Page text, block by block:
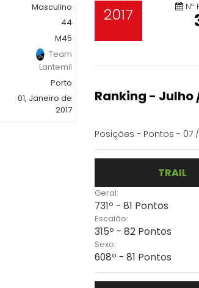
Masculino
44
M45
Team
Lantemil
Porto
01, Janeiro de
2017
2017 Nº
Ranking - Julho
Posições - Pontos - 07
TRAIL
Geral:
731º - 81 Pontos
Escalão:
315º - 82 Pontos
Sexo:
608º - 81 Pontos